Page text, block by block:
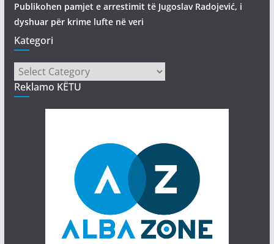
Publikohen pamjet e arrestimit të Jugoslav Radojević, i
dyshuar për krime lufte në veri
Kategori
Kategori
Reklamo KËTU